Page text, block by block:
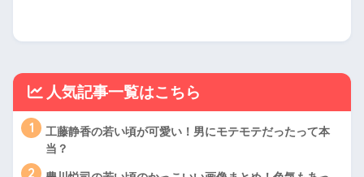
人気記事一覧はこちら
1
工藤静香の若い頃が可愛い！男にモテモテだったって本
当？
2